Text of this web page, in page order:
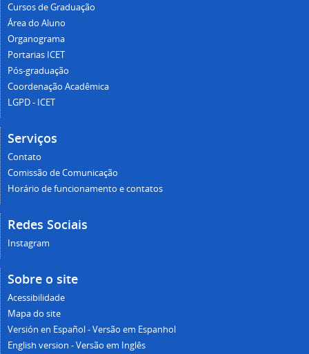
Cursos de Graduação
Área do Aluno
Organograma
Portarias ICET
Pós-graduação
Coordenação Acadêmica
LGPD - ICET
Serviços
Contato
Comissão de Comunicação
Horário de funcionamento e contatos
Redes Sociais
Instagram
Sobre o site
Acessibilidade
Mapa do site
Versión en Español - Versão em Espanhol
English version - Versão em Inglês